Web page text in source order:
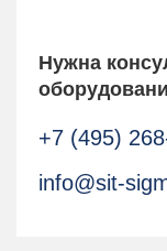
Нужна
+7 (495)
info@sit-